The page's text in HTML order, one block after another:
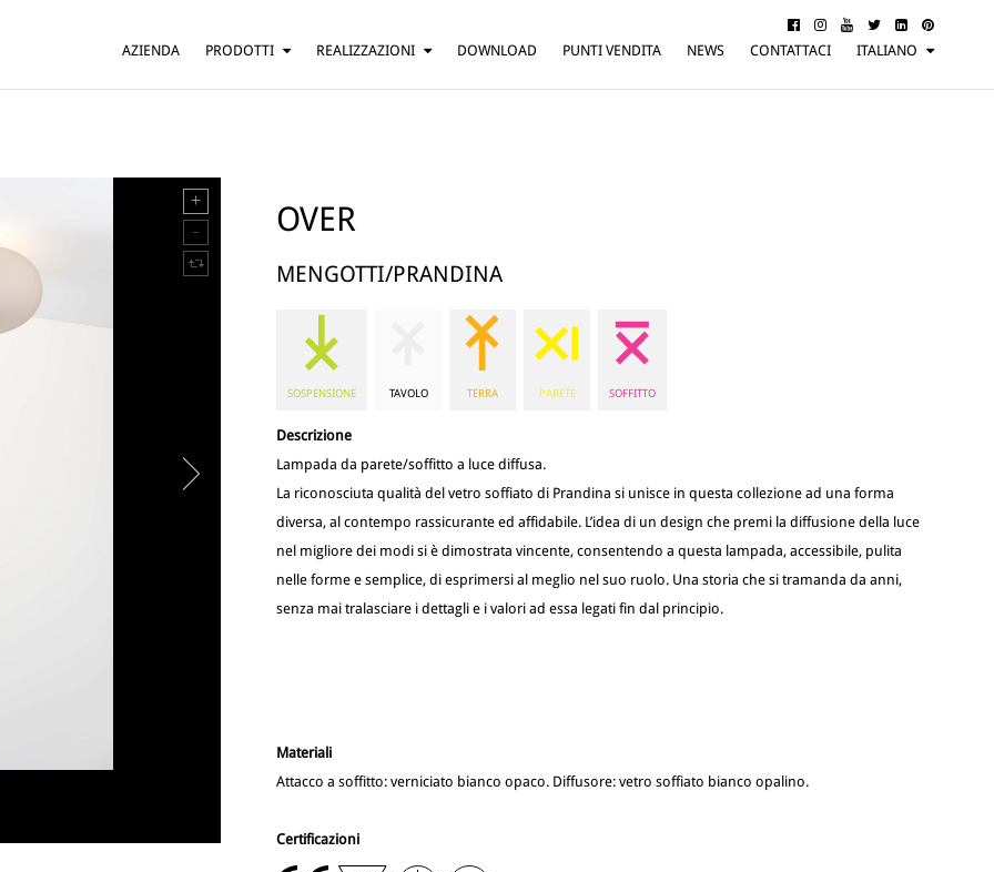
AZIENDA
PRODOTTI
REALIZZAZIONI
DOWNLOAD PUNTI VENDITA NEWS CONTATTACI
ITALIANO
OVER
MENGOTTI/PRANDINA
SOSPENSIONE TAVOLO TERRA PARETE SOFFITTO
Descrizione
Lampada da parete/soffitto a luce diffusa.
La riconosciuta qualità del vetro soffiato di Prandina si unisce in questa collezione ad una forma
diversa, al contempo rassicurante ed affidabile. L’idea di un design che premi la diffusione della luce
nel migliore dei modi si è dimostrata vincente, consentendo a questa lampada, accessibile, pulita
nelle forme e semplice, di esprimersi al meglio nel suo ruolo. Una storia che si tramanda da anni,
senza mai tralasciare i dettagli e i valori ad essa legati fin dal principio.
Materiali
Attacco a soffitto: verniciato bianco opaco. Diffusore: vetro soffiato bianco opalino.
Certificazioni